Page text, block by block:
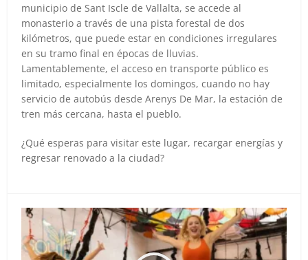
municipio de Sant Iscle de Vallalta, se accede al
monasterio a través de una pista forestal de dos
kilómetros, que puede estar en condiciones irregulares
en su tramo final en épocas de lluvias.
Lamentablemente, el acceso en transporte público es
limitado, especialmente los domingos, cuando no hay
servicio de autobús desde Arenys De Mar, la estación de
tren más cercana, hasta el pueblo.
¿Qué esperas para visitar este lugar, recargar energías y
regresar renovado a la ciudad?